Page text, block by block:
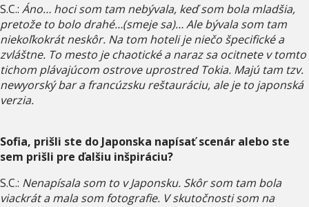
S.C.: Áno… hoci som tam nebývala, keď som bola mladšia,
pretože to bolo drahé…(smeje sa)… Ale bývala som tam
niekoľkokrát neskôr. Na tom hoteli je niečo špecifické a
zvláštne. To mesto je chaotické a naraz sa ocitnete v tomto
tichom plávajúcom ostrove uprostred Tokia. Majú tam tzv.
newyorský bar a francúzsku reštauráciu, ale je to japonská
verzia.
Sofia, prišli ste do Japonska napísať scenár alebo ste
sem prišli pre ďalšiu inšpiráciu?
S.C.: Nenapísala som to v Japonsku. Skôr som tam bola
viackrát a mala som fotografie. V skutočnosti som na